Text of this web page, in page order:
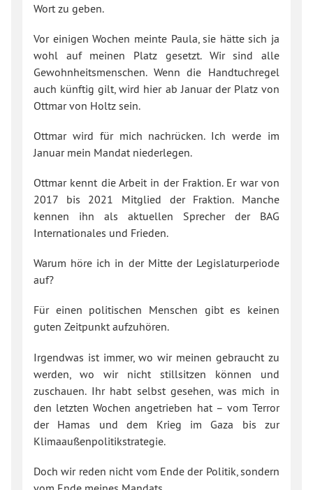
Wort zu geben.
Vor einigen Wochen meinte Paula, sie hätte sich ja
wohl auf meinen Platz gesetzt. Wir sind alle
Gewohnheitsmenschen. Wenn die Handtuchregel
auch künftig gilt, wird hier ab Januar der Platz von
Ottmar von Holtz sein.
Ottmar wird für mich nachrücken. Ich werde im
Januar mein Mandat niederlegen.
Ottmar kennt die Arbeit in der Fraktion. Er war von
2017 bis 2021 Mitglied der Fraktion. Manche
kennen ihn als aktuellen Sprecher der BAG
Internationales und Frieden.
Warum höre ich in der Mitte der Legislaturperiode
auf?
Für einen politischen Menschen gibt es keinen
guten Zeitpunkt aufzuhören.
Irgendwas ist immer, wo wir meinen gebraucht zu
werden, wo wir nicht stillsitzen können und
zuschauen. Ihr habt selbst gesehen, was mich in
den letzten Wochen angetrieben hat – vom Terror
der Hamas und dem Krieg im Gaza bis zur
Klimaaußenpolitikstrategie.
Doch wir reden nicht vom Ende der Politik, sondern